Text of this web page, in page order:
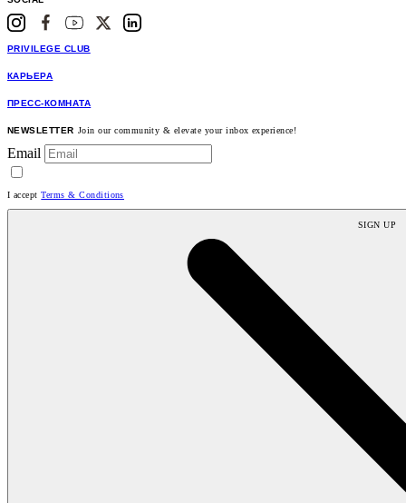
PRIVILEGE CLUB
КАРЬЕРА
ПРЕСС-КОМНАТА
NEWSLETTER Join our community & elevate your inbox experience!
Email
I acceptTerms & Conditions
SIGN UP